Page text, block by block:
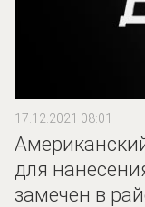
17.12.2021 08:01
для
замечен в